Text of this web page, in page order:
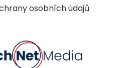
osobních údajů